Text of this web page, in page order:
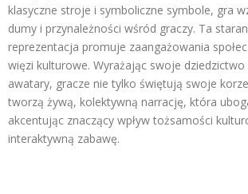
klasyczne stroje i symboliczne symbole, gra
dumy i przynależności wśród graczy. Ta
reprezentacja promuje zaangażowania
więzi kulturowe. Wyrażając swoje dziedzictwo
awatary, gracze nie tylko świętują swoje
tworzą żywą, kolektywną narrację, która
akcentując znaczący wpływ tożsamości
interaktywną zabawę.